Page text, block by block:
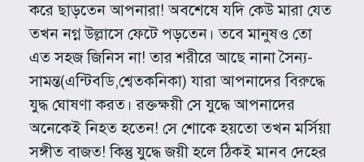
করে ছাড়তেন আপনারা! অবশেষে যদি কেউ মারা যেত
তখন নগ্ন উল্লাসে ফেটে পড়তেন। তবে মানুষও তো
এত সহজ জিনিস না! তার শরীরে আছে নানা সৈন্য-
সামন্ত(এন্টিবডি,শ্বেতকনিকা) যারা আপনাদের বিরুদ্ধে
যুদ্ধ ঘোষণা করত। রক্তক্ষয়ী সে যুদ্ধে আপনাদের
অনেকেই নিহত হতেন! সে শোকে হয়তো তখন মর্সিয়া
সঙ্গীত বাজত! কিন্তু যুদ্ধে জয়ী হলে ঠিকই মানব দেহের